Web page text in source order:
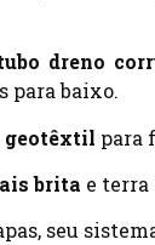
dreno
para baixo.
geotêxtil para
brita e terra
seu